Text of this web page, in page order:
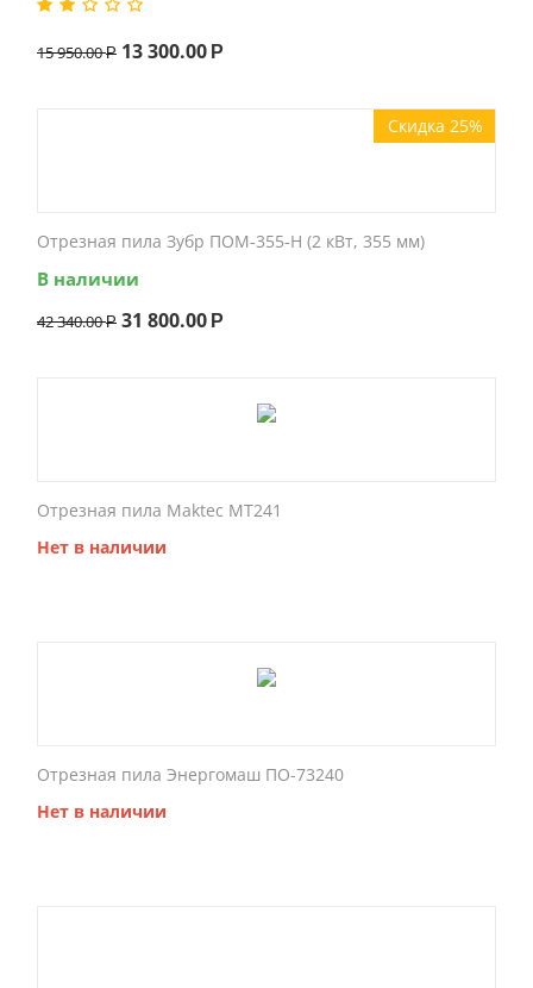
15 950.00 Р 13 300.00 Р
Скидка 25%
Отрезная пила Зубр ПОМ-355-Н (2 кВт, 355 мм)
В наличии
42 340.00 Р 31 800.00 Р
Отрезная пила Maktec MT241
Нет в наличии
Отрезная пила Энергомаш ПО-73240
Нет в наличии